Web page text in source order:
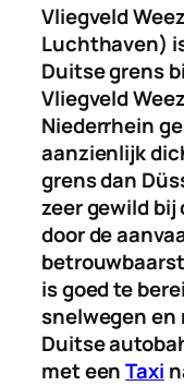
Vliegveld
Luchthaven)
Duitse grens
Vliegveld
Niederrhein
aanzienlijk
grens dan
zeer gewild bij
door de
is goed te
snelwegen
Duitse
met eenTaxi